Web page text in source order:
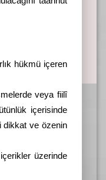
hükmü içeren
veya fiilî
içerisinde
dikkat ve özenin
üzerinde